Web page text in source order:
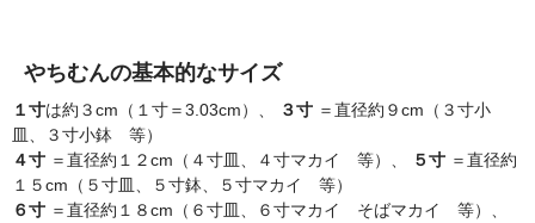
やちむんの基本的なサイズ
１寸は約３cm（１寸＝3.03cm）、 ３寸 ＝直径約９cm（３寸小
皿、３寸小鉢 等）
４寸 ＝直径約１２cm（４寸皿、４寸マカイ 等）、 ５寸 ＝直径約
１５cm（５寸皿、５寸鉢、５寸マカイ 等）
６寸 ＝直径約１８cm（６寸皿、６寸マカイ そばマカイ 等）、